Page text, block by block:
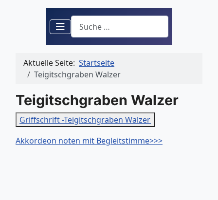
Suchen
Aktuelle Seite: Startseite
Teigitschgraben Walzer
Teigitschgraben Walzer
Griffschrift -Teigitschgraben Walzer
Akkordeon noten mit Begleitstimme>>>